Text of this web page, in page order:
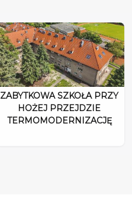
ZABYTKOWA SZKOŁA PRZY
HOŻEJ PRZEJDZIE
TERMOMODERNIZACJĘ